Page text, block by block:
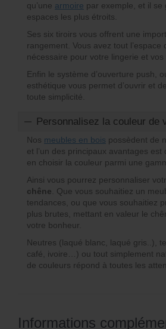
qu’une armoire par exemple, et il se
espaces les plus étroits.
Ses six tiroirs vous offrent une
rangement. Vous avez tout l’espace
nécessaire pour votre lingerie et vos
Enfin le système d’ouverture push,
esthétique vous permet d’ouvrir et
toute simplicité.
Personnalisez la couleur de
Nos meubles en bois possèdent de
et l’un des principaux avantages est
en choisir la couleur parmi une
Ainsi vous pourrez personnaliser
chêne . Que vous souhaitiez un
tendances, ou que vous souhaitiez
plus brutes, mettant en valeur le
votre bonheur.
Neutres (laqué blanc, laqué gris..),
café, ivoire…) ou tout simplement
de couleurs répond à toutes les
Informations